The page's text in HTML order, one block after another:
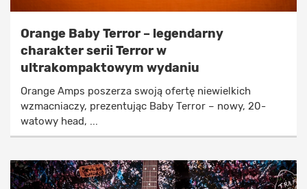
Orange Baby Terror – legendarny
charakter serii Terror w
ultrakompaktowym wydaniu
Orange Amps poszerza swoją ofertę niewielkich
wzmacniaczy, prezentując Baby Terror – nowy, 20-
watowy head, ...